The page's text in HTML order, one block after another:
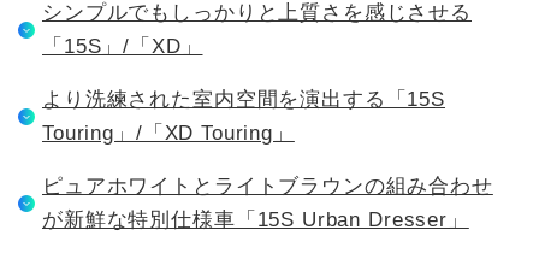
シンプルでもしっかりと上質さを感じさせる
「15S」/「XD」
より洗練された室内空間を演出する「15S
Touring」/「XD Touring」
ピュアホワイトとライトブラウンの組み合わせ
が新鮮な特別仕様車「15S Urban Dresser」